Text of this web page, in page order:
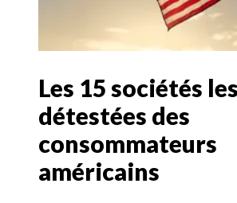
Les 15 sociétés
détestées des
consommateurs
américains